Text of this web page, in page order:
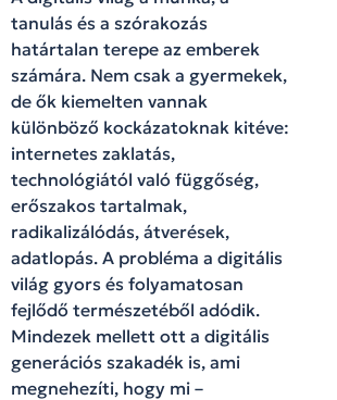
tanulás és a szórakozás
határtalan terepe az emberek
számára. Nem csak a gyermekek,
de ők kiemelten vannak
különböző kockázatoknak kitéve:
internetes zaklatás,
technológiától való függőség,
erőszakos tartalmak,
radikalizálódás, átverések,
adatlopás. A probléma a digitális
világ gyors és folyamatosan
fejlődő természetéből adódik.
Mindezek mellett ott a digitális
generációs szakadék is, ami
megnehezíti, hogy mi –